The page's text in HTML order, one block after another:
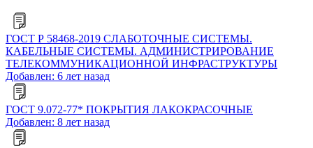
ГОСТ Р 58468-2019 СЛАБОТОЧНЫЕ СИСТЕМЫ.
КАБЕЛЬНЫЕ СИСТЕМЫ. АДМИНИСТРИРОВАНИЕ
ТЕЛЕКОММУНИКАЦИОННОЙ ИНФРАСТРУКТУРЫ
Добавлен: 6 лет назад
ГОСТ 9.072-77* ПОКРЫТИЯ ЛАКОКРАСОЧНЫЕ
Добавлен: 8 лет назад